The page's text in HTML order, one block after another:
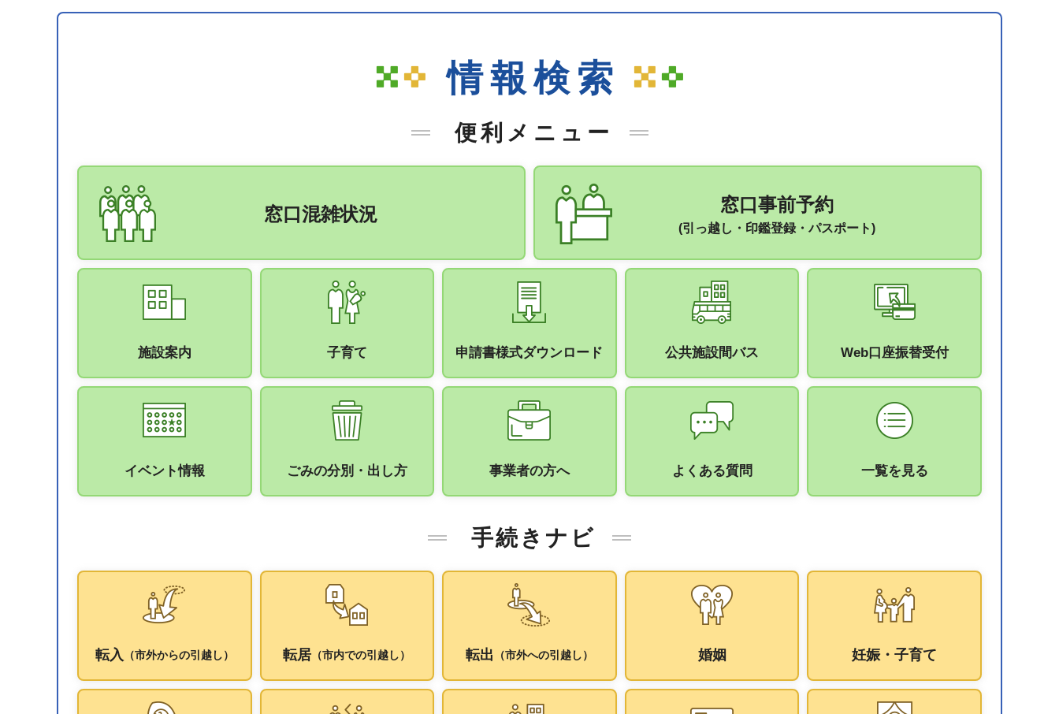
情報検索
便利メニュー
窓口混雑状況 窓口事前予約
(引っ越し・印鑑登録・パスポート)
施設案内 子育て 申請書様式ダウンロード 公共施設間バス Web口座振替受付
イベント情報 ごみの分別・出し方 事業者の方へ よくある質問 一覧を見る
手続きナビ
転入 （市外からの引越し） 転居 （市内での引越し） 転出 （市外への引越し） 婚姻 妊娠・子育て